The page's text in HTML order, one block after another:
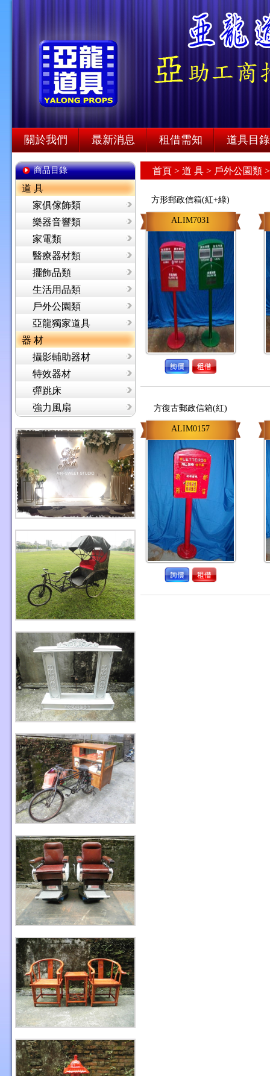
關於我們 最新消息 租借需知 道具目錄
商品目錄
道 具
家俱傢飾類
樂器音響類
家電類
醫療器材類
擺飾品類
生活用品類
戶外公園類
亞龍獨家道具
器 材
攝影輔助器材
特效器材
彈跳床
強力風扇
首頁 > 道 具 > 戶外公園類
方形郵政信箱(紅+綠)
ALIM7031
方復古郵政信箱(紅)
ALIM0157